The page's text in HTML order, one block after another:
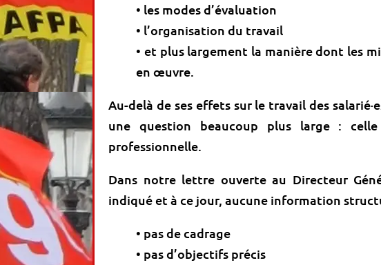
• les modes d’évaluation
• l’organisation du travail
• et plus largement la manière dont les
en œuvre.
Au-delà de ses effets sur le travail des
une question beaucoup plus large :
professionnelle.
Dans notre lettre ouverte au Directeur
indiqué et à ce jour, aucune information
• pas de cadrage
• pas d’objectifs précis